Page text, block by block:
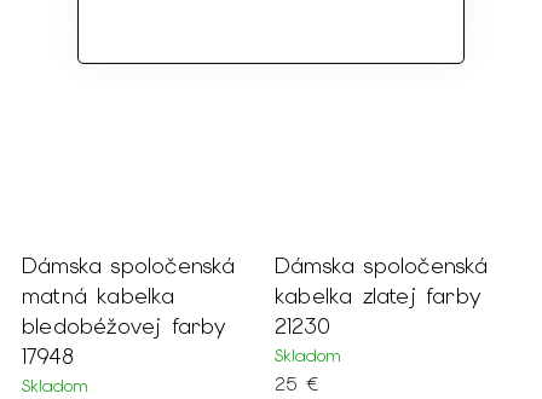
Dámska spoločenská
matná kabelka
bledobéžovej farby
17948
Skladom
Dámska spoločenská
kabelka zlatej farby
21230
Skladom
25 €